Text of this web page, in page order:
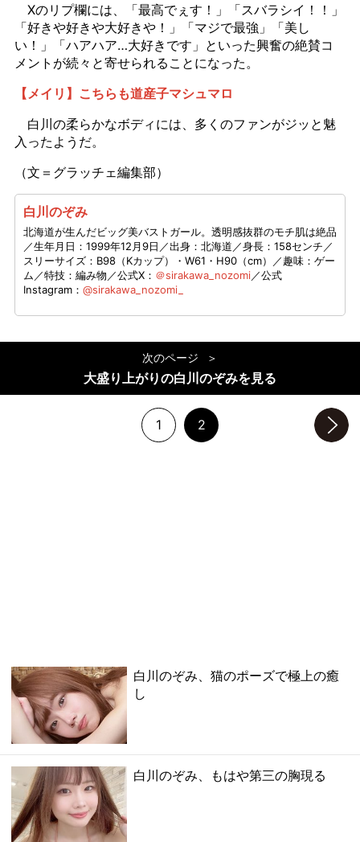
Xのリプ欄には、「最高でぇす！」「スバラシイ！！」
「好きや好きや大好きや！」「マジで最強」「美し
い！」「ハアハア…大好きです」といった興奮の絶賛コ
メントが続々と寄せられることになった。
【メイリ】こちらも道産子マシュマロ
白川の柔らかなボディには、多くのファンがジッと魅
入ったようだ。
（文＝グラッチェ編集部）
白川のぞみ
北海道が生んだビッグ美バストガール。透明感抜群のモチ肌は絶品
／生年月日：1999年12月9日／出身：北海道／身長：158センチ／
スリーサイズ：B98（Kカップ）・W61・H90（cm）／趣味：ゲー
ム／特技：編み物／公式X： ＠sirakawa_nozomi／公式
Instagram： @sirakawa_nozomi_
次のページ
大盛り上がりの白川のぞみを見る
1 2
白川のぞみ、猫のポーズで極上の癒
し
白川のぞみ、もはや第三の胸現る